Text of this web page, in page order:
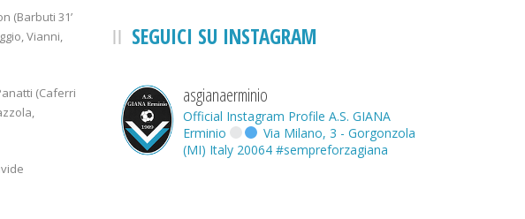
(Barbuti 31’
Vianni,
(Caferri
SEGUICI SU INSTAGRAM
asgianaerminio
Official Instagram Profile A.S. GIANA
Erminio
Via Milano, 3 - Gorgonzola
(MI) Italy 20064 #sempreforzagiana